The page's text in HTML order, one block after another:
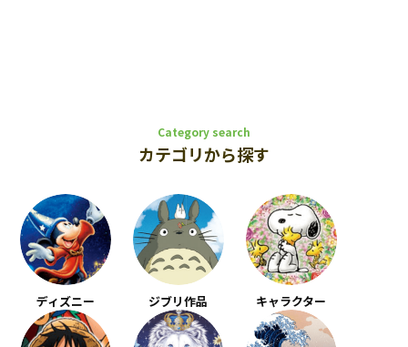
Category search
カテゴリから探す
ディズニー ジブリ作品 キャラクター